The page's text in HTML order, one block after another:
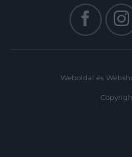
Weboldal és